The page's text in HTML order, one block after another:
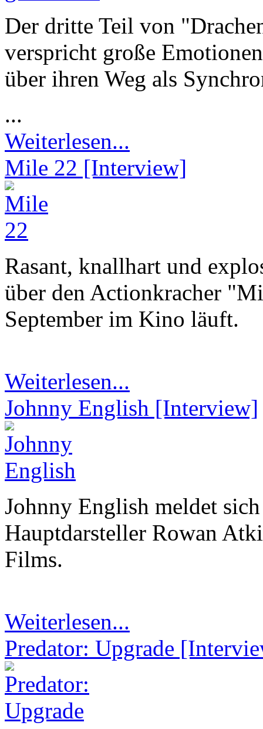
Der dritte Teil von
verspricht große
über ihren Weg als
...
Weiterlesen...
Mile 22 [Interview]
Rasant, knallhart und
über den Actionkracher
September im Kino läuft.
Weiterlesen...
Johnny English [Interview]
Johnny English meldet
Hauptdarsteller Rowan
Films.
Weiterlesen...
Predator: Upgrade